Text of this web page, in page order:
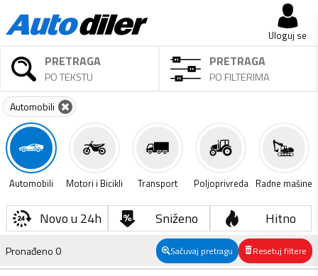
Uloguj se
PRETRAGA
PO TEKSTU
PRETRAGA
PO FILTERIMA
Automobili
Automobili Motori i Bicikli Transport Poljoprivreda Radne mašine
Novo u 24h Sniženo Hitno
Pronađeno0 Sačuvaj pretragu Resetuj filtere